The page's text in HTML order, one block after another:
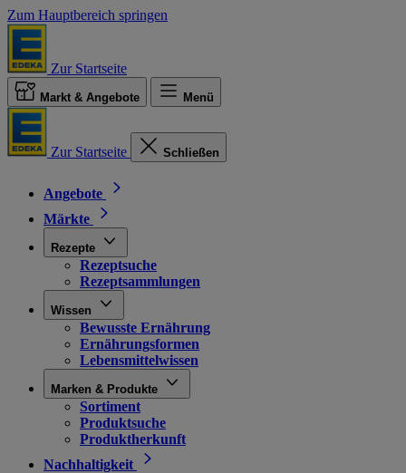
Zum Hauptbereich springen
Zur Startseite
Markt & Angebote Menü
Zur Startseite Schließen
Angebote
Märkte
Rezepte
Rezeptsuche
Rezeptsammlungen
Wissen
Bewusste Ernährung
Ernährungsformen
Lebensmittelwissen
Marken & Produkte
Sortiment
Produktsuche
Produktherkunft
Nachhaltigkeit